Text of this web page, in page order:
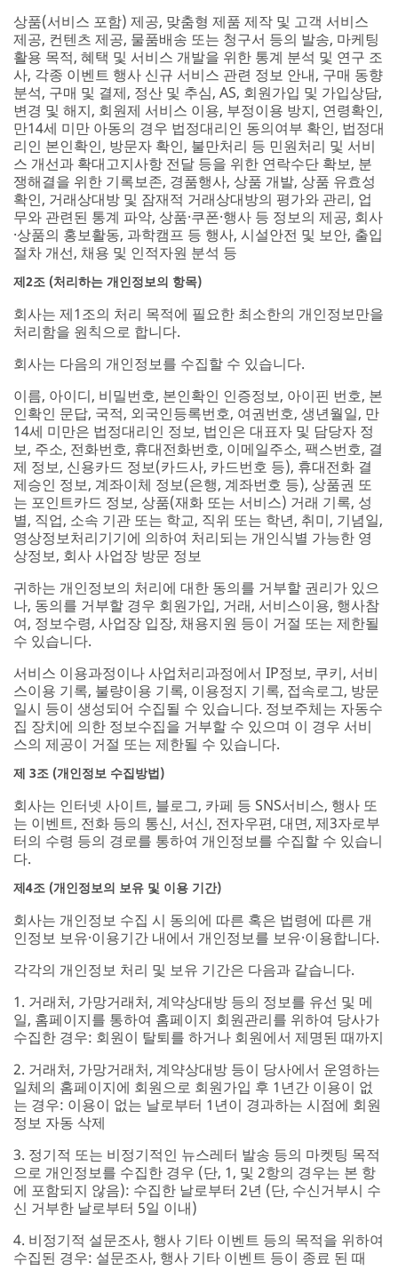
상품(서비스 포함) 제공, 맞춤형 제품 제작 및 고객 서비스
제공, 컨텐츠 제공, 물품배송 또는 청구서 등의 발송, 마케팅
활용 목적, 혜택 및 서비스 개발을 위한 통계 분석 및 연구 조
사, 각종 이벤트 행사 신규 서비스 관련 정보 안내, 구매 동향
분석, 구매 및 결제, 정산 및 추심, AS, 회원가입 및 가입상담,
변경 및 해지, 회원제 서비스 이용, 부정이용 방지, 연령확인,
만14세 미만 아동의 경우 법정대리인 동의여부 확인, 법정대
리인 본인확인, 방문자 확인, 불만처리 등 민원처리 및 서비
스 개선과 확대고지사항 전달 등을 위한 연락수단 확보, 분
쟁해결을 위한 기록보존, 경품행사, 상품 개발, 상품 유효성
확인, 거래상대방 및 잠재적 거래상대방의 평가와 관리, 업
무와 관련된 통계 파악, 상품·쿠폰·행사 등 정보의 제공, 회사
·상품의 홍보활동, 과학캠프 등 행사, 시설안전 및 보안, 출입
절차 개선, 채용 및 인적자원 분석 등
제2조 (처리하는 개인정보의 항목)
회사는 제1조의 처리 목적에 필요한 최소한의 개인정보만을
처리함을 원칙으로 합니다.
회사는 다음의 개인정보를 수집할 수 있습니다.
이름, 아이디, 비밀번호, 본인확인 인증정보, 아이핀 번호, 본
인확인 문답, 국적, 외국인등록번호, 여권번호, 생년월일, 만
14세 미만은 법정대리인 정보, 법인은 대표자 및 담당자 정
보, 주소, 전화번호, 휴대전화번호, 이메일주소, 팩스번호, 결
제 정보, 신용카드 정보(카드사, 카드번호 등), 휴대전화 결
제승인 정보, 계좌이체 정보(은행, 계좌번호 등), 상품권 또
는 포인트카드 정보, 상품(재화 또는 서비스) 거래 기록, 성
별, 직업, 소속 기관 또는 학교, 직위 또는 학년, 취미, 기념일,
영상정보처리기기에 의하여 처리되는 개인식별 가능한 영
상정보, 회사 사업장 방문 정보
귀하는 개인정보의 처리에 대한 동의를 거부할 권리가 있으
나, 동의를 거부할 경우 회원가입, 거래, 서비스이용, 행사참
여, 정보수령, 사업장 입장, 채용지원 등이 거절 또는 제한될
수 있습니다.
서비스 이용과정이나 사업처리과정에서 IP정보, 쿠키, 서비
스이용 기록, 불량이용 기록, 이용정지 기록, 접속로그, 방문
일시 등이 생성되어 수집될 수 있습니다. 정보주체는 자동수
집 장치에 의한 정보수집을 거부할 수 있으며 이 경우 서비
스의 제공이 거절 또는 제한될 수 있습니다.
제 3조 (개인정보 수집방법)
회사는 인터넷 사이트, 블로그, 카페 등 SNS서비스, 행사 또
는 이벤트, 전화 등의 통신, 서신, 전자우편, 대면, 제3자로부
터의 수령 등의 경로를 통하여 개인정보를 수집할 수 있습니
다.
제4조 (개인정보의 보유 및 이용 기간)
회사는 개인정보 수집 시 동의에 따른 혹은 법령에 따른 개
인정보 보유·이용기간 내에서 개인정보를 보유·이용합니다.
각각의 개인정보 처리 및 보유 기간은 다음과 같습니다.
1. 거래처, 가망거래처, 계약상대방 등의 정보를 유선 및 메
일, 홈페이지를 통하여 홈페이지 회원관리를 위하여 당사가
수집한 경우: 회원이 탈퇴를 하거나 회원에서 제명된 때까지
2. 거래처, 가망거래처, 계약상대방 등이 당사에서 운영하는
일체의 홈페이지에 회원으로 회원가입 후 1년간 이용이 없
는 경우: 이용이 없는 날로부터 1년이 경과하는 시점에 회원
정보 자동 삭제
3. 정기적 또는 비정기적인 뉴스레터 발송 등의 마켓팅 목적
으로 개인정보를 수집한 경우 (단, 1, 및 2항의 경우는 본 항
에 포함되지 않음): 수집한 날로부터 2년 (단, 수신거부시 수
신 거부한 날로부터 5일 이내)
4. 비정기적 설문조사, 행사 기타 이벤트 등의 목적을 위하여
수집된 경우: 설문조사, 행사 기타 이벤트 등이 종료 된 때